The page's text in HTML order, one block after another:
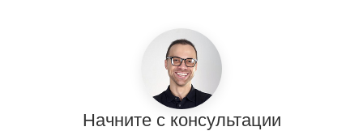
Начните с консультации